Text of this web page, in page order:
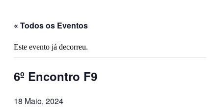
« Todos os Eventos
Este evento já decorreu.
6º Encontro F9
18 Maio, 2024